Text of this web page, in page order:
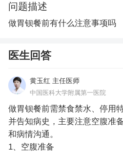
问题描述
做胃钡餐前有什么注意事项吗
医生回答
黄玉红 主任医师
中国医科大学附属第一医院
做胃钡餐前需禁食禁水、停用
并告知病史，主要注意空腹准
和病情沟通。
1、空腹准备